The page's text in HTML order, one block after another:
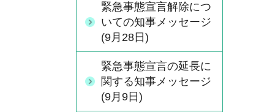
緊急事態宣言解除につ
いての知事メッセージ
(9月28日)
緊急事態宣言の延長に
関する知事メッセージ
(9月9日)